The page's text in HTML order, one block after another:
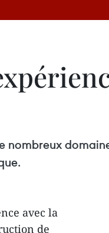
nombreux
avec la
de